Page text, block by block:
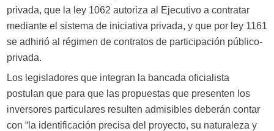
privada, que la ley 1062 autoriza al Ejecutivo a contratar
mediante el sistema de iniciativa privada, y que por ley 1161
se adhirió al régimen de contratos de participación público-
privada.
Los legisladores que integran la bancada oficialista
postulan que para que las propuestas que presenten los
inversores particulares resulten admisibles deberán contar
con “la identificación precisa del proyecto, su naturaleza y